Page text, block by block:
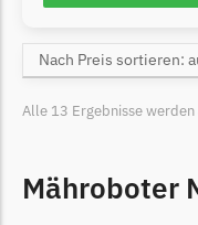
MTD Messer
NAC Messer
Alle 13 Ergebnisse werden
Mähroboter